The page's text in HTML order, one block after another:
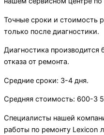
Точные сроки и стоимость
только после диагностики.
Диагностика
отказа от ремонта.
Средние сроки: 3-4 дня.
Средняя стоимость: 600-3
Специалисты нашей
работы по ремонту Lexicon